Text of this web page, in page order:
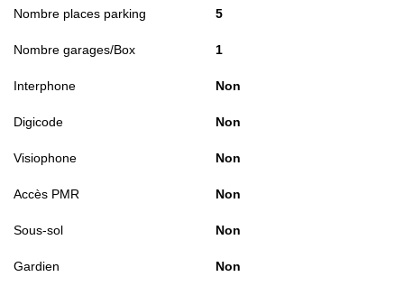
Nombre places parking 5
Nombre garages/Box 1
Interphone Non
Digicode Non
Visiophone Non
Accès PMR Non
Sous-sol Non
Gardien Non